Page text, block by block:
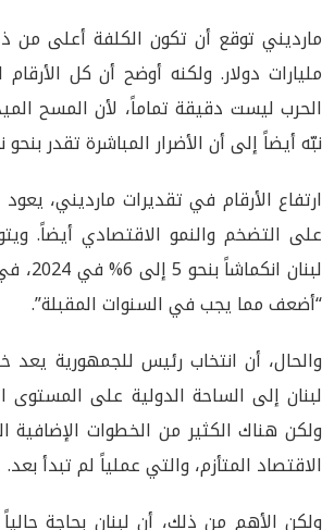
مليارات دولار. ولكنه أوضح أن كل
الحرب ليست دقيقة تماماً، لأن المسح
نبّه أيضاً إلى أن الأضرار المباشرة تقدر
ارتفاع الأرقام في تقديرات مارديني،
على التضخم والنمو الاقتصادي أيضاً.
لبنان
“أضعف مما يجب في السنوات المقبلة”.
والحال، أن انتخاب رئيس للجمهورية
لبنان إلى الساحة الدولية على المستوى
ولكن هناك الكثير من الخطوات الإضافية
الاقتصاد المتأزم، والتي عملياً لم تبدأ بعد.
ولكن الأهم من ذلك، أن لبنان بحاجة حالياً